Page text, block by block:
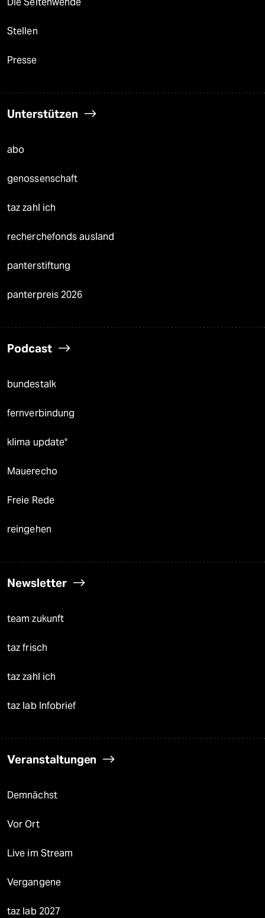
Stellen
Presse
Unterstützen
abo
genossenschaft
taz zahl ich
recherchefonds ausland
panterstiftung
panterpreis 2026
Podcast
bundestalk
fernverbindung
klima update°
Mauerecho
Freie Rede
reingehen
Newsletter
team zukunft
taz frisch
taz zahl ich
taz lab Infobrief
Veranstaltungen
Demnächst
Vor Ort
Live im Stream
Vergangene
taz lab 2027